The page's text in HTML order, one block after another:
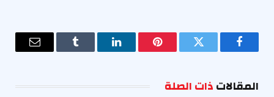
فيسبوك تويتر بينتيريستلينكدإن Tumblr
البريد
المقالاتذات الصلة